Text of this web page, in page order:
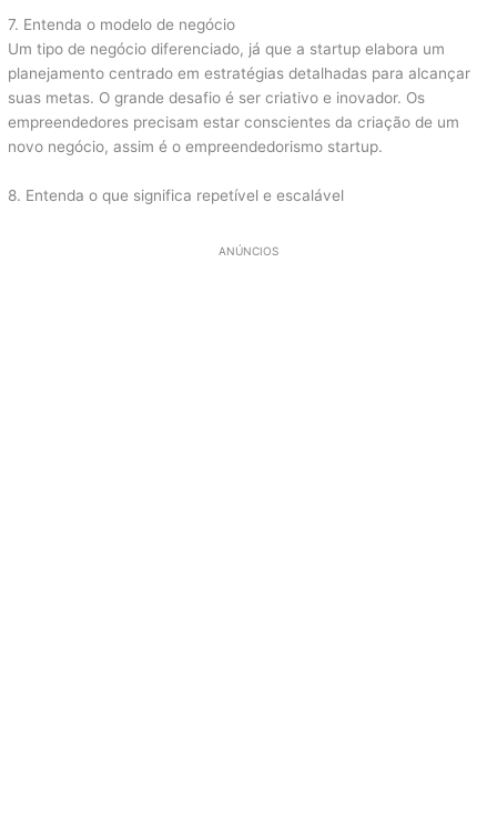
7. Entenda o modelo de negócio
Um tipo de negócio diferenciado, já que a startup elabora um
planejamento centrado em estratégias detalhadas para alcançar
suas metas. O grande desafio é ser criativo e inovador. Os
empreendedores precisam estar conscientes da criação de um
novo negócio, assim é o empreendedorismo startup.
8. Entenda o que significa repetível e escalável
ANÚNCIOS